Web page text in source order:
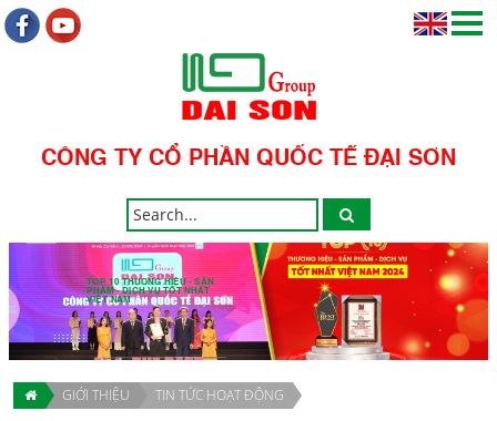
CÔNG TY CỔ PHẦN QUỐC TẾ ĐẠI SƠN
TOP 10 THƯƠNG HIỆU - SẢN
PHẨM - DỊCH VỤ TỐT NHẤT
VIỆT NAM
GIỚI THIỆU TIN TỨC HOẠT ĐỘNG